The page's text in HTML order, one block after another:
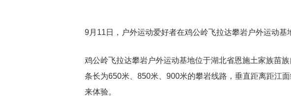
9月11日，户外运动爱好者在鸡公岭飞拉达攀岩户外运动基
鸡公岭飞拉达攀岩户外运动基地位于湖北省恩施土家族苗
条长为650米、850米、900米的攀岩线路，垂直距离距江
来体验。